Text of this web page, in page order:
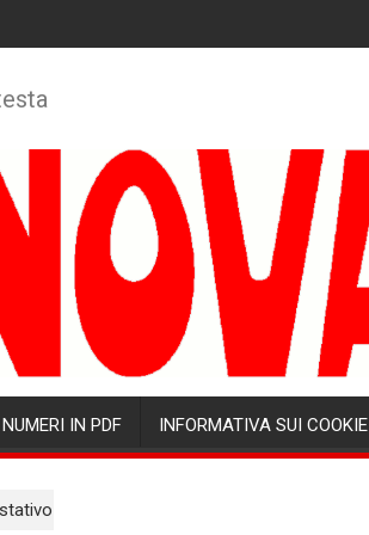
NUMERI IN PDF INFORMATIVA SUI COOKIE